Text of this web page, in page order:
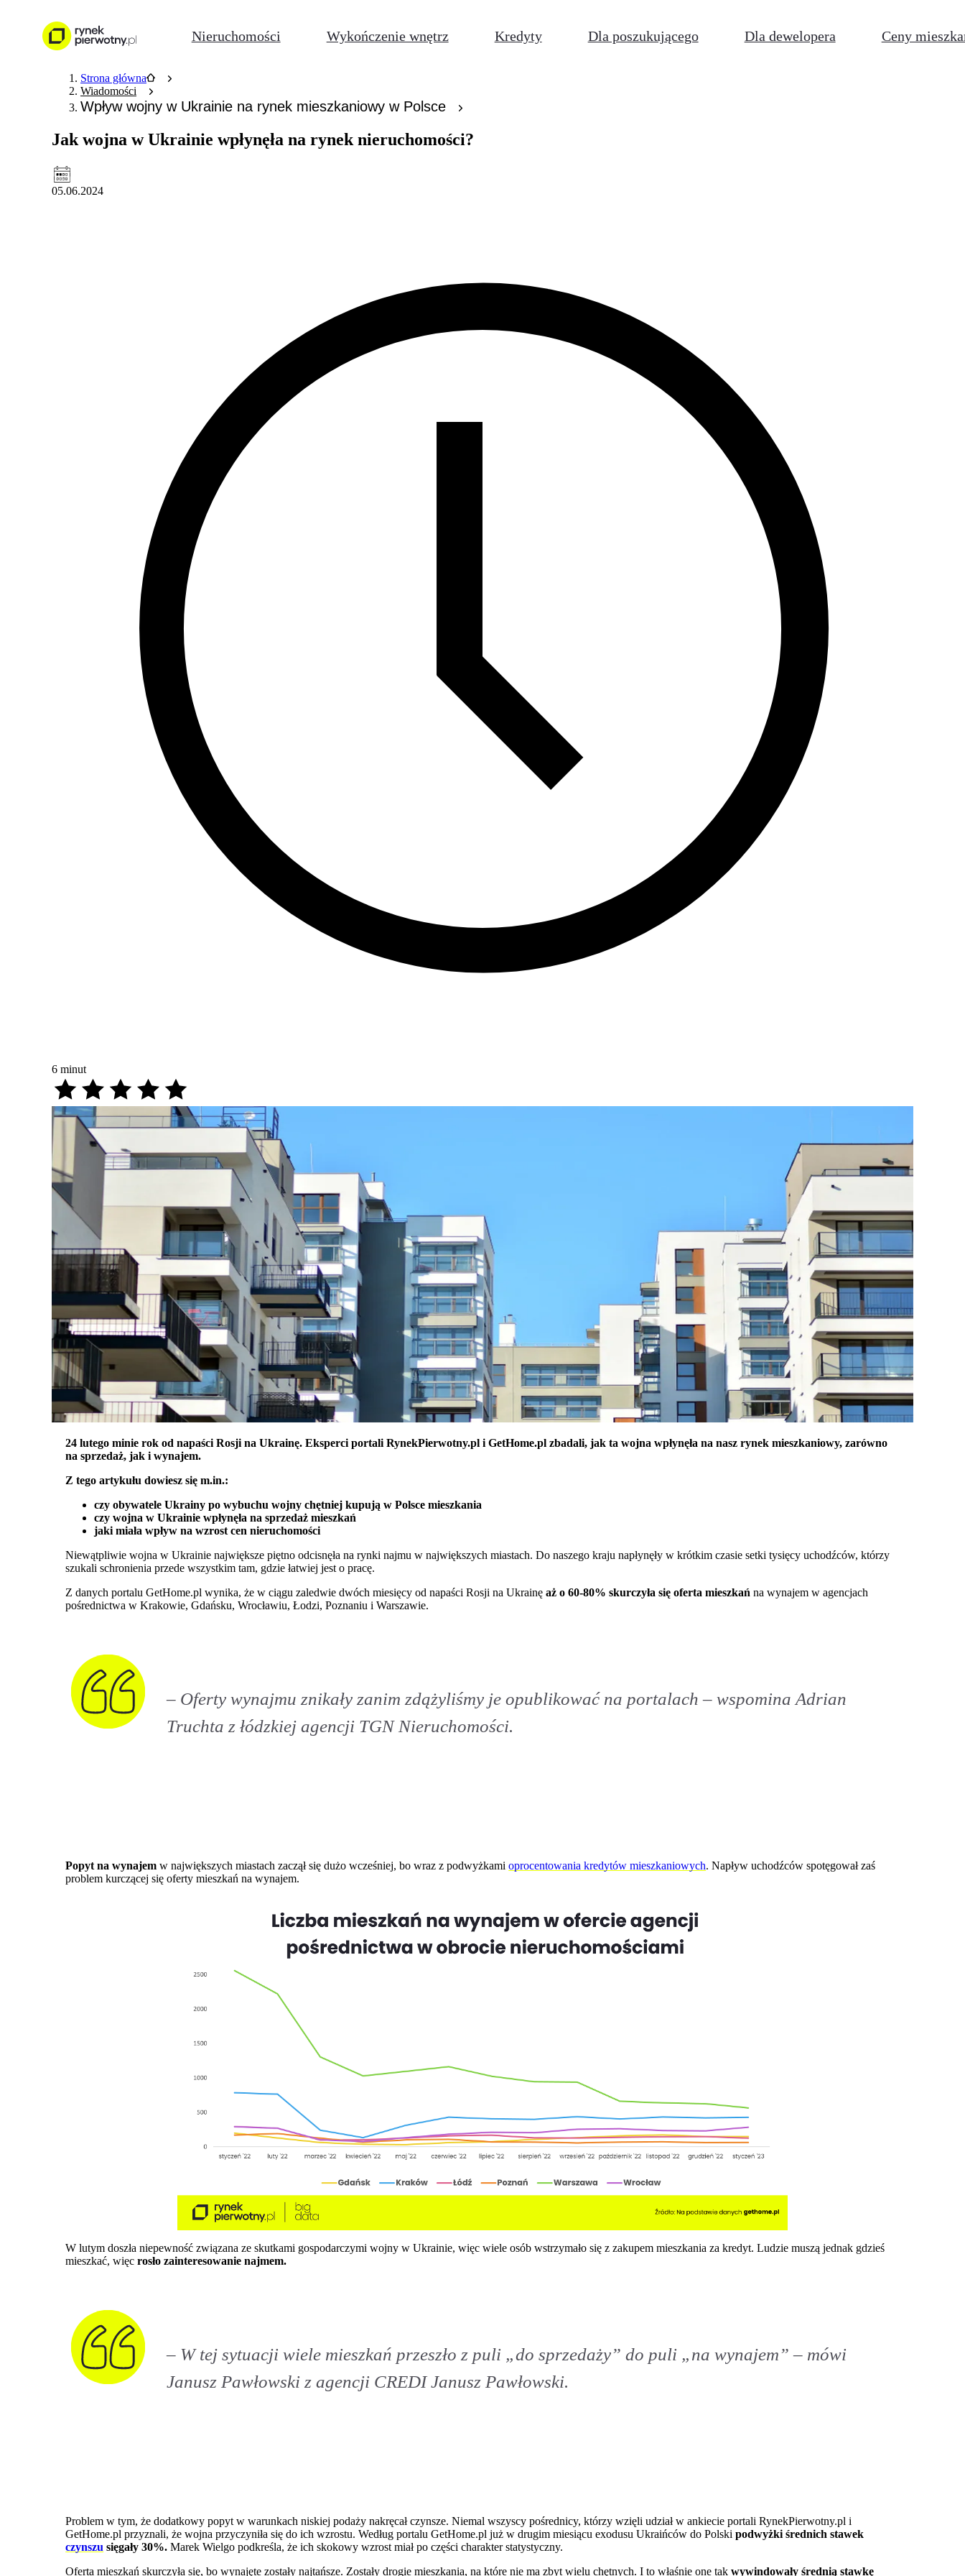
Nieruchomości Wykończenie wnętrz Kredyty Dla poszukującego Dla dewelopera Ceny
Strona główna
Wiadomości
Wpływ wojny w Ukrainie na rynek mieszkaniowy w Polsce
Jak wojna w Ukrainie wpłynęła na rynek nieruchomości?
05.06.2024
6 minut
24 lutego minie rok od napaści Rosji na Ukrainę. Eksperci portali RynekPierwotny.pl i GetHome.pl zbadali, jak ta wojna wpłynęła na nasz rynek mieszkaniowy, zarówno
na sprzedaż, jak i wynajem.
Z tego artykułu dowiesz się m.in.:
czy obywatele Ukrainy po wybuchu wojny chętniej kupują w Polsce mieszkania
czy wojna w Ukrainie wpłynęła na sprzedaż mieszkań
jaki miała wpływ na wzrost cen nieruchomości
Niewątpliwie wojnaw Ukrainie największe piętno odcisnęła na rynki najmu w największych miastach. Do naszego kraju napłynęły w krótkim czasie setki tysięcy uchodźców, którzy
szukali schronienia przede wszystkim tam, gdzie łatwiej jest o pracę.
Z danych portalu GetHome.pl wynika, żew ciągu zaledwie dwóch miesięcy od napaści Rosji na Ukrainę aż o 60-80% skurczyła się oferta mieszkań na wynajem w agencjach
pośrednictwa w Krakowie, Gdańsku, Wrocławiu, Łodzi, Poznaniu i Warszawie.
– Oferty wynajmu znikały zanim zdążyliśmy je opublikować na portalach – wspomina Adrian
Truchta z łódzkiej agencji TGN Nieruchomości.
Popyt na wynajem w największych miastach zaczął się dużo wcześniej, bo wraz z podwyżkamioprocentowania kredytów mieszkaniowych. Napływ uchodźców spotęgował zaś
problem kurczącej się oferty mieszkań na wynajem.
W lutym doszła niepewność związana ze skutkami gospodarczymi wojny w Ukrainie, więc wiele osób wstrzymało się z zakupem mieszkania za kredyt. Ludzie muszą jednak gdzieś
mieszkać, więcrosło zainteresowanie najmem.
– W tej sytuacji wiele mieszkań przeszło z puli „do sprzedaży” do puli „na wynajem” – mówi
Janusz Pawłowski z agencji CREDI Janusz Pawłowski.
Problem w tym, że dodatkowy popyt w warunkach niskiej podaży nakręcał czynsze. Niemal wszyscy pośrednicy, którzy wzięli udział w ankiecie portali RynekPierwotny.pl i
GetHome.pl przyznali, że wojna przyczyniła się do ich wzrostu. Według portalu GetHome.pl już w drugim miesiącu exodusu Ukraińców do Polskipodwyżki średnich stawek
czynszu sięgały 30%. Marek Wielgo podkreśla, że ich skokowy wzrost miał po części charakter statystyczny.
Oferta mieszkań skurczyła się, bo wynajęte zostały najtańsze. Zostały drogie mieszkania, na które nie ma zbyt wielu chętnych. I to właśnie one takwywindowały średnią stawkę